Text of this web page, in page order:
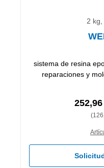
2
sistema de resina
reparaciones y